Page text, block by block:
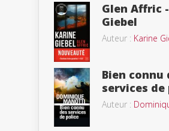
Glen Affric
Giebel
Auteur : Karine
Bien connu
services de
Auteur :